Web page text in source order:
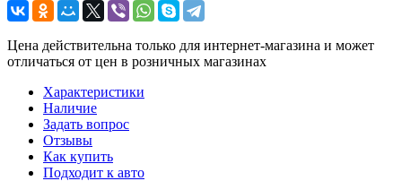
Цена действительна только для интернет-магазина и может
отличаться от цен в розничных магазинах
Характеристики
Наличие
Задать вопрос
Отзывы
Как купить
Подходит к авто